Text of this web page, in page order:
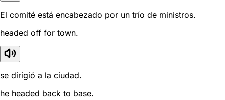
El comité está encabezado por un trío de ministros.
headed off for town.
se dirigió a la ciudad.
he headed back to base.